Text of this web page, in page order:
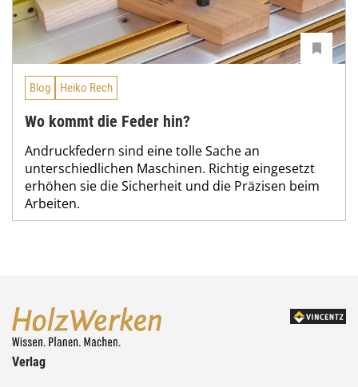
Blog Heiko Rech
Wo kommt die Feder hin?
Andruckfedern sind eine tolle Sache an
unterschiedlichen Maschinen. Richtig eingesetzt
erhöhen sie die Sicherheit und die Präzisen beim
Arbeiten.
Verlag